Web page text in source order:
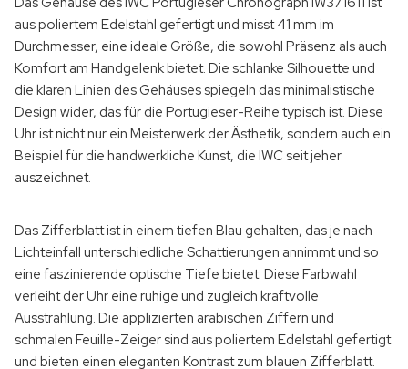
aus poliertem Edelstahl gefertigt und misst 41 mm im
Durchmesser, eine ideale Größe, die sowohl Präsenz als auch
Komfort am Handgelenk bietet. Die schlanke Silhouette und
die klaren Linien des Gehäuses spiegeln das minimalistische
Design wider, das für die Portugieser-Reihe typisch ist. Diese
Uhr ist nicht nur ein Meisterwerk der Ästhetik, sondern auch ein
Beispiel für die handwerkliche Kunst, die IWC seit jeher
auszeichnet.
Das Zifferblatt ist in einem tiefen Blau gehalten, das je nach
Lichteinfall unterschiedliche Schattierungen annimmt und so
eine faszinierende optische Tiefe bietet. Diese Farbwahl
verleiht der Uhr eine ruhige und zugleich kraftvolle
Ausstrahlung. Die applizierten arabischen Ziffern und
schmalen Feuille-Zeiger sind aus poliertem Edelstahl gefertigt
und bieten einen eleganten Kontrast zum blauen Zifferblatt.